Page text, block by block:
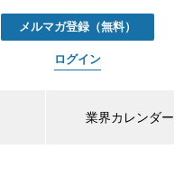
メルマガ登録（無料）
ログイン
業界カレンダー